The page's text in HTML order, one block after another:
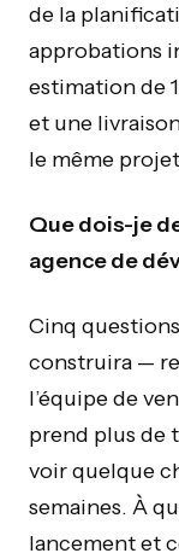
de la
approbations
estimation de
et une
le même
Que dois-je
agence de
Cinq
construira —
l’équipe de
prend plus de
voir quelque
semaines. À
lancement et